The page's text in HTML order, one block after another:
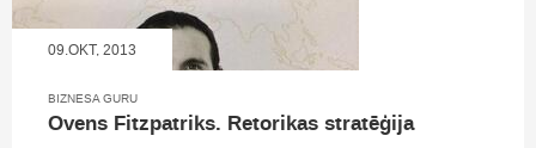
09.OKT, 2013
BIZNESA GURU
Ovens Fitzpatriks. Retorikas stratēģija